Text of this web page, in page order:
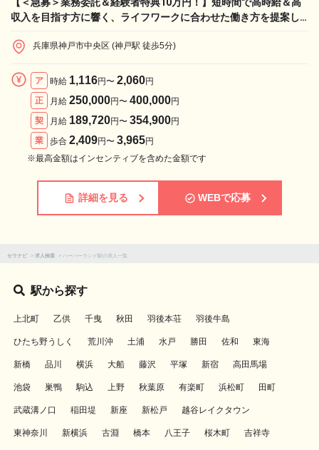
収入を目指す方に響く、ライフワークに合わせた働き方を提案し
兵庫県神戸市中央区 (神戸駅 徒歩5分)
ア 時給 1,116円〜 2,060円
正
月給 250,000円〜 400,000円
契
月給 189,720円〜 354,900円
業
歩合 2,409円〜 3,965円
※最高金額はインセンティブを含めた金額です
詳細を見る WEBで応募
セラナビ > 求人検索 > ハーバーランド駅の求人一覧
駅から探す
上北町 乙供 千曳 秋田 羽後本荘 羽後牛島
ひたち野うしく 荒川沖 土浦 水戸 勝田 佐和 東海
新橋 品川 横浜 大船 藤沢 平塚 新宿 高田馬場
池袋 巣鴨 駒込 上野 秋葉原 有楽町 浜松町 田町
武蔵溝ノ口 稲田堤 新座 新松戸 越谷レイクタウン
東神奈川 新横浜 古淵 橋本 八王子 桜木町 吉祥寺